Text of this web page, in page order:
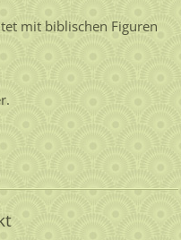
mit biblischen Figuren